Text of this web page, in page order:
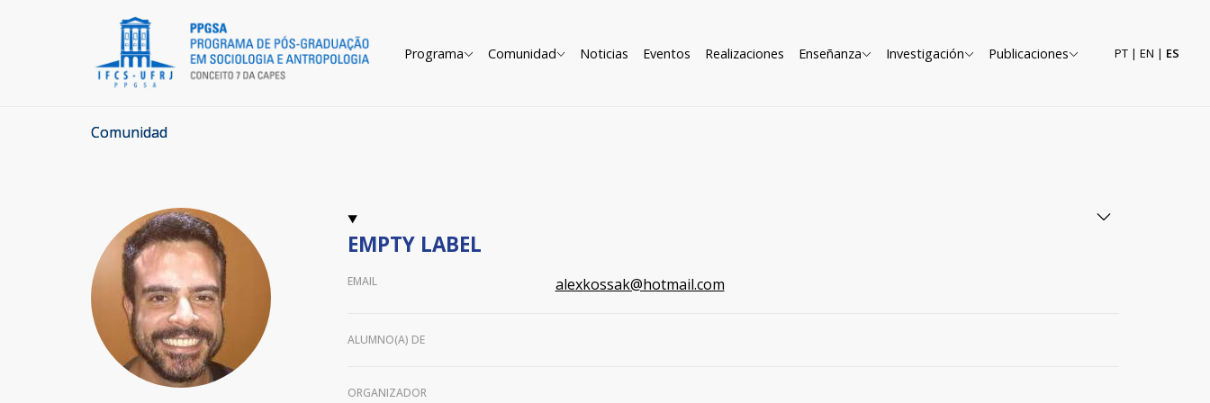
Programa Comunidad Noticias Eventos Realizaciones Enseñanza Investigación Publicaciones PT| EN | ES
Comunidad
EMPTY LABEL
EMAIL alexkossak@hotmail.com
ALUMNO(A) DE
ORGANIZADOR